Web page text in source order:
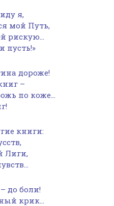
я,
мой Путь,
рискую…
пусть!»
дороже!
–
по коже…
книги:
Лиги,
до боли!
крик…